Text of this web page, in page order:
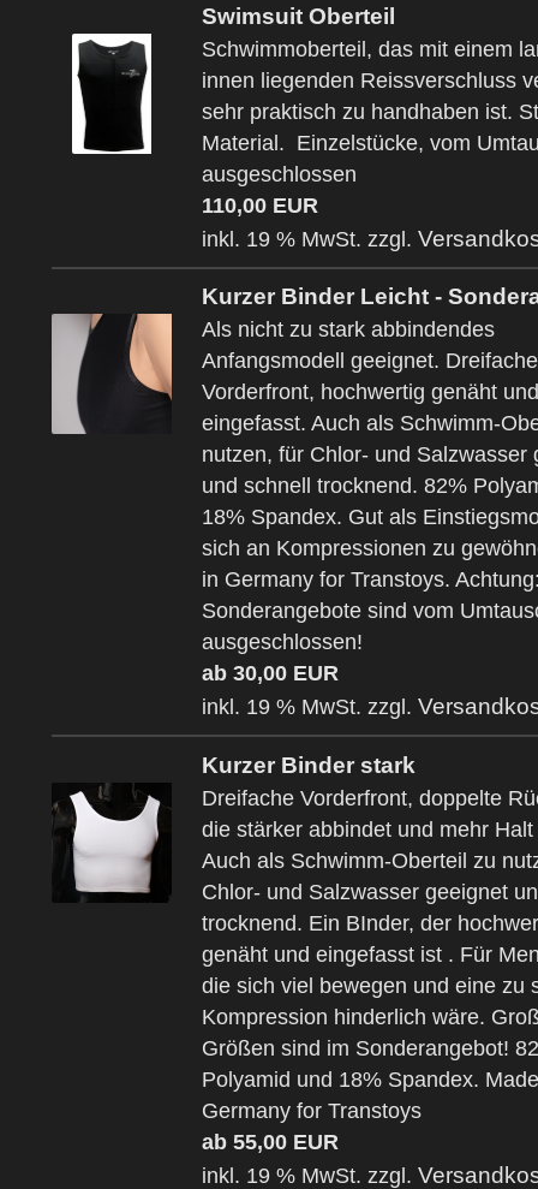
Swimsuit Oberteil
Schwimmoberteil, das mit einem
innen liegenden Reissverschluss
sehr praktisch zu handhaben ist.
Material. Einzelstücke, vom
ausgeschlossen
110,00 EUR
inkl. 19 % MwSt. zzgl.
Kurzer Binder Leicht -
Als nicht zu stark abbindendes
Anfangsmodell geeignet. Dreifache
Vorderfront, hochwertig genäht und
eingefasst. Auch als Schwimm-
nutzen, für Chlor- und Salzwasser
und schnell trocknend. 82%
18% Spandex. Gut als
sich an Kompressionen zu
in Germany for Transtoys.
Sonderangebote sind vom
ausgeschlossen!
ab 30,00 EUR
inkl. 19 % MwSt. zzgl.
Kurzer Binder stark
Dreifache Vorderfront, doppelte
die stärker abbindet und mehr Halt
Auch als Schwimm-Oberteil zu
Chlor- und Salzwasser geeignet
trocknend. Ein BInder, der
genäht und eingefasst ist . Für
die sich viel bewegen und eine zu
Kompression hinderlich wäre.
Größen sind im Sonderangebot!
Polyamid und 18% Spandex.
Germany for Transtoys
ab 55,00 EUR
inkl. 19 % MwSt. zzgl.